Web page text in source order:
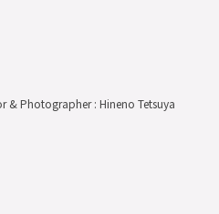
& Photographer : Hineno Tetsuya